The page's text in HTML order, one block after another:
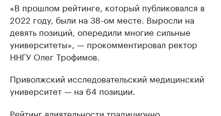
«В прошлом рейтинге, который публиковался в
2022 году, были на 38-ом месте. Выросли на
девять позиций, опередили многие сильные
университеты», — прокомментировал ректор
ННГУ Олег Трофимов.
Приволжский исследовательский медицинский
университет — на 64 позиции.
Рейтинг влиятельности традиционно